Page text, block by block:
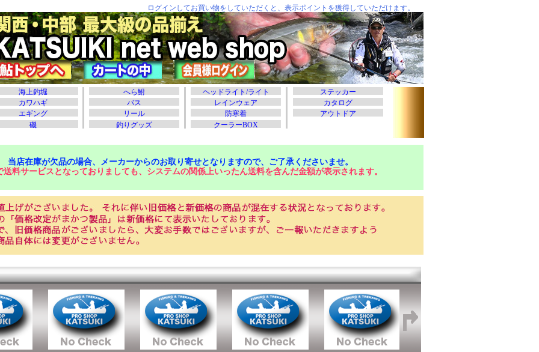
当店在庫が欠品の場合、メーカーからのお取り寄せとなりますので、ご了承くださいませ。
送料サービスとなっておりましても、システムの関係上いったん送料を含んだ金額が表示されます。